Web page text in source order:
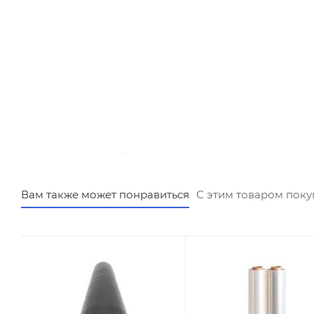
Вам также может понравиться С этим товаром